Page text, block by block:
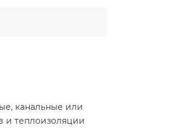
канальные или
и теплоизоляции